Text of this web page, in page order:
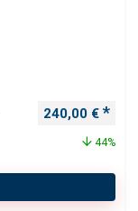
240,00 €
44%